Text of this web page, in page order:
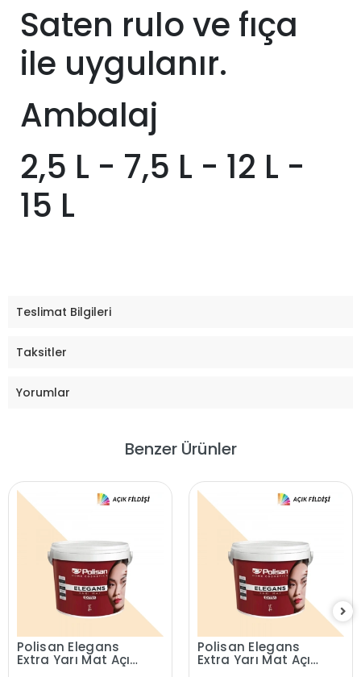
Saten rulo ve fıça
ile uygulanır.
Ambalaj
2,5 L - 7,5 L - 12 L -
15 L
Teslimat Bilgileri
Taksitler
Yorumlar
Benzer Ürünler
Polisan Elegans
Extra Yarı Mat Açık
Polisan Elegans
Extra Yarı Mat Açık